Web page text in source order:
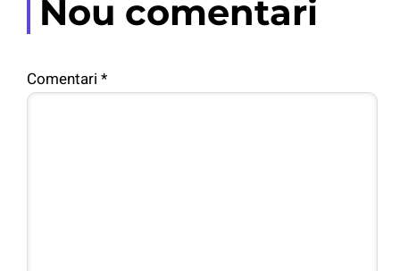
Nou comentari
Comentari *